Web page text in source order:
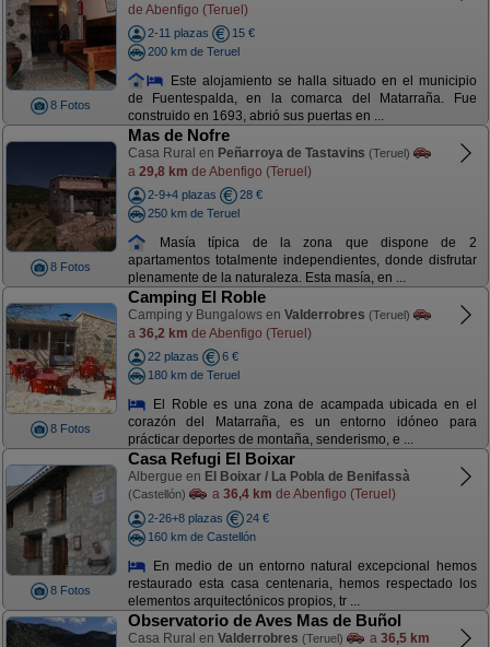
8 Fotos
de Abenfigo (Teruel)
2-11 plazas
15 €
200 km de Teruel
Este alojamiento se halla situado en el municipio
de Fuentespalda, en la comarca del Matarraña. Fue
construido en 1693, abrió sus puertas en ...
8 Fotos
Mas de Nofre
Casa Rural en Peñarroya de Tastavins (Teruel)
a 29,8 km de Abenfigo (Teruel)
2-9+4 plazas
28 €
250 km de Teruel
Masía típica de la zona que dispone de 2
apartamentos totalmente independientes, donde disfrutar
plenamente de la naturaleza. Esta masía, en ...
8 Fotos
Camping El Roble
Camping y Bungalows en Valderrobres (Teruel)
a 36,2 km de Abenfigo (Teruel)
22 plazas
6 €
180 km de Teruel
El Roble es una zona de acampada ubicada en el
corazón del Matarraña, es un entorno idóneo para
prácticar deportes de montaña, senderismo, e ...
8 Fotos
Casa Refugi El Boixar
Albergue en El Boixar / La Pobla de Benifassà
(Castellón) a 36,4 km de Abenfigo (Teruel)
2-26+8 plazas
24 €
160 km de Castellón
En medio de un entorno natural excepcional hemos
restaurado esta casa centenaria, hemos respectado los
elementos arquitectónicos propios, tr ...
Observatorio de Aves Mas de Buñol
Casa Rural en Valderrobres (Teruel) a 36,5 km